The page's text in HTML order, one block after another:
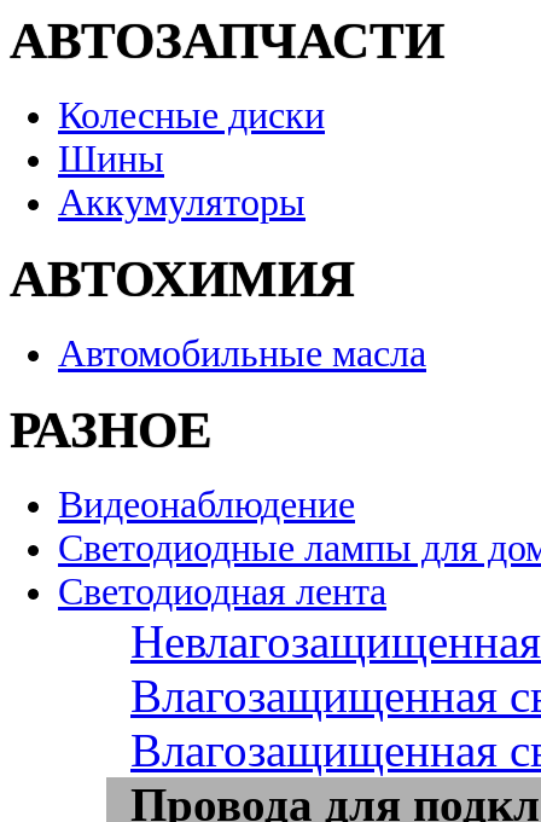
АВТОЗАПЧАСТИ
Колесные диски
Шины
Аккумуляторы
АВТОХИМИЯ
Автомобильные масла
РАЗНОЕ
Видеонаблюдение
Светодиодные лампы для
Светодиодная лента
Влагозащищенная
Влагозащищенная
Провода для